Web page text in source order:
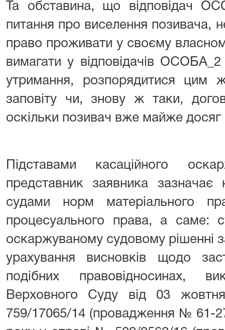
Та обставина, що відповідач
питання про виселення позивача,
право проживати у своєму
вимагати у відповідачів
утримання, розпорядитися цим
заповіту чи, знову ж таки,
оскільки позивач вже майже досяг
Підставами касаційного
представник заявника зазначає
судами норм матеріального
процесуального права, а саме:
оскаржуваному судовому рішенні
урахування висновків щодо
подібних правовідносинах,
Верховного Суду від 03
759/17065/14 (провадження № 61-